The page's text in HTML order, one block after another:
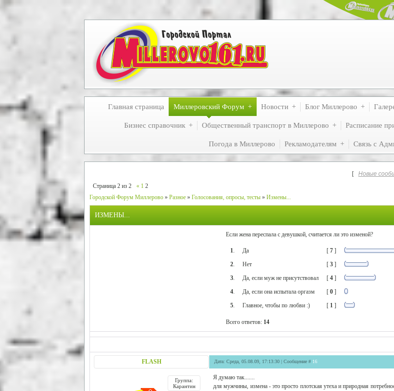
Главная страница Миллеровский Форум Новости Блог Миллерово
Бизнес справочник Общественный транспорт в Миллерово Расписание
Погода в Миллерово Рекламодателям Связь с
[ Новые
Страница 2 из 2 « 1 2
Городской Форум Миллерово » Разное » Голосования, опросы, тесты » Измены...
ИЗМЕНЫ...
Если жена переспала с девушкой, считается ли это изменой?
1. Да [ 7 ]
2. Нет [ 3 ]
3. Да, если муж не присутствовал [ 4 ]
4. Да, если она испытала оргазм [ 0 ]
5. Главное, чтобы по любви :) [ 1 ]
Всего ответов: 14
FLASH Дата: Среда, 05.08.09, 17:13:30 | Сообщение # 16
Группа:
Карантин
Я думаю так.......
для мужчины, измена - это просто плотская утеха и природная